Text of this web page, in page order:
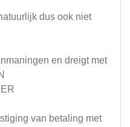
dus ook niet
en dreigt met
van betaling met